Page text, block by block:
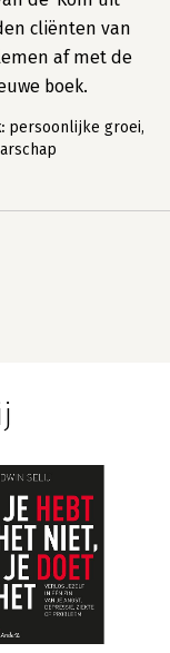
cliënten van
af met de
boek.
persoonlijke groei,